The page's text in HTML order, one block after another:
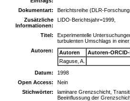
Dokumentart:
Berichtsreihe (DLR-
Zusätzliche
Informationen:
LIDO-Berichtsjahr=1999,
Titel:
Experimentelle
turbulenten Umschlags in
Autoren:
Autoren
Autoren-
Raguse, A.
Datum:
1998
Open Access:
Nein
Stichwörter:
laminare Grenzschicht,
Beeinflussung der